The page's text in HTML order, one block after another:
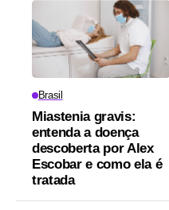
Brasil
Miastenia gravis:
entenda a doença
descoberta por Alex
Escobar e como ela é
tratada